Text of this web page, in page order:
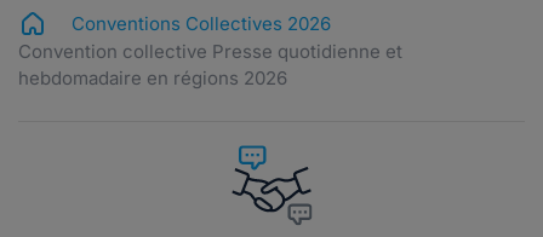
Conventions Collectives 2026
Convention collective Presse quotidienne et
hebdomadaire en régions 2026